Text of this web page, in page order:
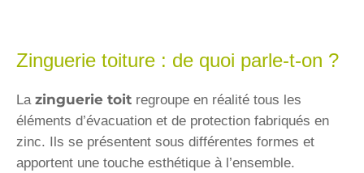
Zinguerie toiture : de quoi parle-t-on ?
La zinguerie toit regroupe en réalité tous les
éléments d’évacuation et de protection fabriqués en
zinc. Ils se présentent sous différentes formes et
apportent une touche esthétique à l’ensemble.